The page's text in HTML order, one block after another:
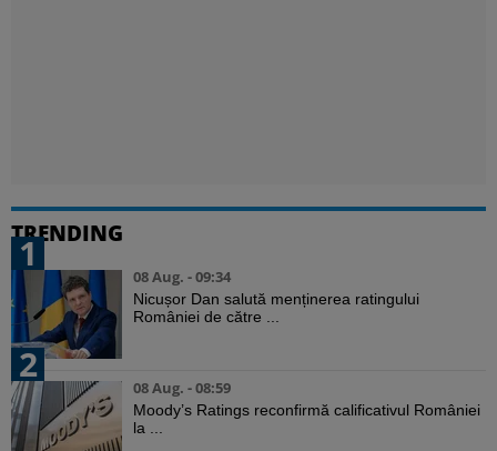
TRENDING
1
08 Aug. - 09:34
Nicușor Dan salută menținerea ratingului
României de către ...
2
08 Aug. - 08:59
Moody’s Ratings reconfirmă calificativul României
la ...